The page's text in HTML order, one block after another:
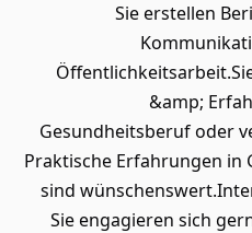
Sie erstellen
&amp;
Gesundheitsberuf oder
Praktische Erfahrungen in
sind
Sie engagieren sich